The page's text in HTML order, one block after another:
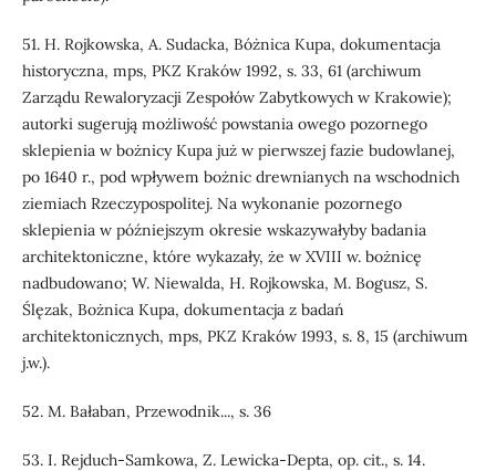
51. H. Rojkowska, A. Sudacka, Bóżnica Kupa, dokumentacja
historyczna, mps, PKZ Kraków 1992, s. 33, 61 (archiwum
Zarządu Rewaloryzacji Zespołów Zabytkowych w Krakowie);
autorki sugerują możliwość powstania owego pozornego
sklepienia w bożnicy Kupa już w pierwszej fazie budowlanej,
po 1640 r., pod wpływem bożnic drewnianych na wschodnich
ziemiach Rzeczypospolitej. Na wykonanie pozornego
sklepienia w późniejszym okresie wskazywałyby badania
architektoniczne, które wykazały, że w XVIII w. bożnicę
nadbudowano; W. Niewalda, H. Rojkowska, M. Bogusz, S.
Ślęzak, Bożnica Kupa, dokumentacja z badań
architektonicznych, mps, PKZ Kraków 1993, s. 8, 15 (archiwum
j.w.).
52. M. Bałaban, Przewodnik..., s. 36
53. I. Rejduch-Samkowa, Z. Lewicka-Depta, op. cit., s. 14.